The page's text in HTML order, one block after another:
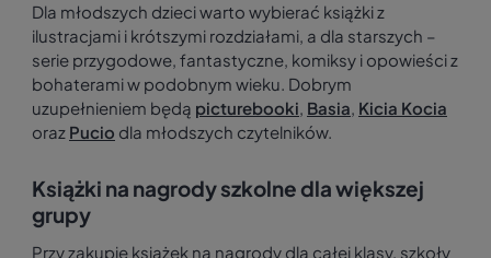
Dla młodszych dzieci warto wybierać książki z
ilustracjami i krótszymi rozdziałami, a dla starszych –
serie przygodowe, fantastyczne, komiksy i opowieści z
bohaterami w podobnym wieku. Dobrym
uzupełnieniem będą picturebooki, Basia, Kicia Kocia
oraz Pucio dla młodszych czytelników.
Książki na nagrody szkolne dla większej
grupy
Przy zakupie książek na nagrody dla całej klasy, szkoły